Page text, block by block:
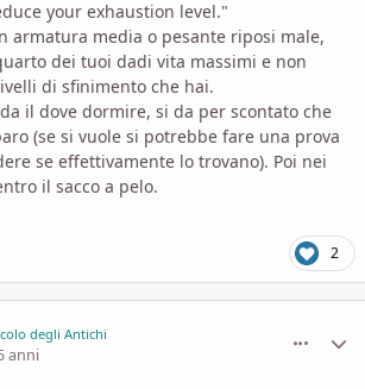
your exhaustion level."
armatura media o pesante riposi male,
dei tuoi dadi vita massimi e non
di sfinimento che hai.
il dove dormire, si da per scontato che
(se si vuole si potrebbe fare una prova
se effettivamente lo trovano). Poi nei
il sacco a pelo.
2
degli Antichi
anni